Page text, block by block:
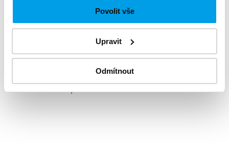
Povolit vše
Upravit
Odmítnout
o termínu voleb? Komunikujte s občany tou
nejefektivnější a zároveň nejspolehlivější cestou
díky SMS zprávám. Plaťte jenom za to, co skutečně